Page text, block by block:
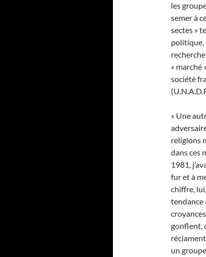
les
semer à
sectes »
politique,
« marché
société
« Une
religions
dans ces
1981,
fur et à
chiffre,
tendance
gonflent,
un